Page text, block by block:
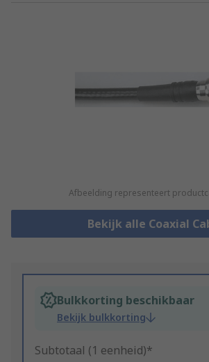
Afbeelding representeert
Bekijk alle Coaxial
Bulkkorting beschikbaar
Bekijk bulkkorting
Subtotaal (1 eenheid)*